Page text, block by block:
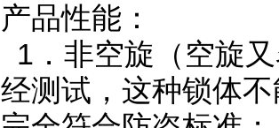
产品性能：
1．非空旋（空旋
经测试，这种锁体